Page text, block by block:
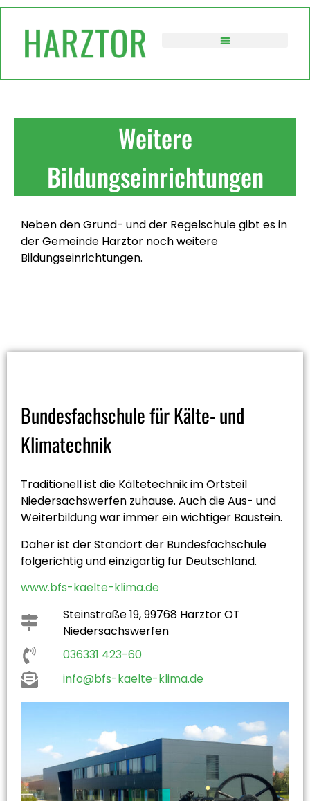
Weitere
Bildungseinrichtungen
Neben den Grund- und der Regelschule gibt es in
der Gemeinde Harztor noch weitere
Bildungseinrichtungen.
Bundesfachschule für Kälte- und
Klimatechnik
Traditionell ist die Kältetechnik im Ortsteil
Niedersachswerfen zuhause. Auch die Aus- und
Weiterbildung war immer ein wichtiger Baustein.
Daher ist der Standort der Bundesfachschule
folgerichtig und einzigartig für Deutschland.
www.bfs-kaelte-klima.de
Steinstraße 19, 99768 Harztor OT
Niedersachswerfen
036331 423-60
info@bfs-kaelte-klima.de